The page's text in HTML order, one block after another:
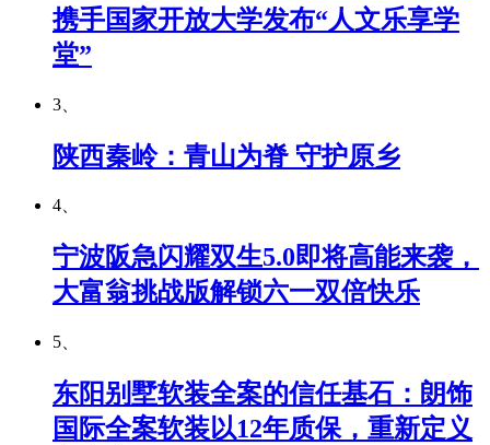
携手国家开放大学发布“人文乐享学
堂”
3、
陕西秦岭：青山为脊 守护原乡
4、
宁波阪急闪耀双生5.0即将高能来袭，
大富翁挑战版解锁六一双倍快乐
5、
东阳别墅软装全案的信任基石：朗饰
国际全案软装以12年质保，重新定义